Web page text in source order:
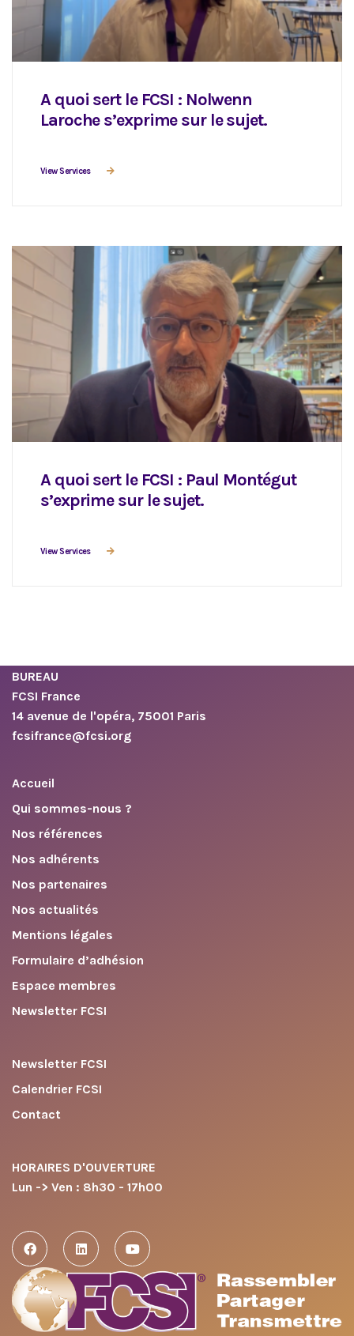
A quoi sert le FCSI : Nolwenn
Laroche s’exprime sur le sujet.
View Services
A quoi sert le FCSI : Paul Montégut
s’exprime sur le sujet.
View Services
BUREAU
FCSI France
14 avenue de l'opéra, 75001 Paris
fcsifrance@fcsi.org
Accueil
Qui sommes-nous ?
Nos références
Nos adhérents
Nos partenaires
Nos actualités
Mentions légales
Formulaire d’adhésion
Espace membres
Newsletter FCSI
Newsletter FCSI
Calendrier FCSI
Contact
HORAIRES D'OUVERTURE
Lun -> Ven : 8h30 - 17h00